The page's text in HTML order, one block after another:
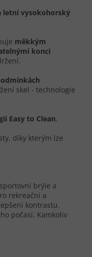
letní vysokohorský
měkkým
konci
skel - technologie
Easy to Clean.
díky kterým lze
brýle a
rekreační a
kontrastu.
počasí. Kamkoliv